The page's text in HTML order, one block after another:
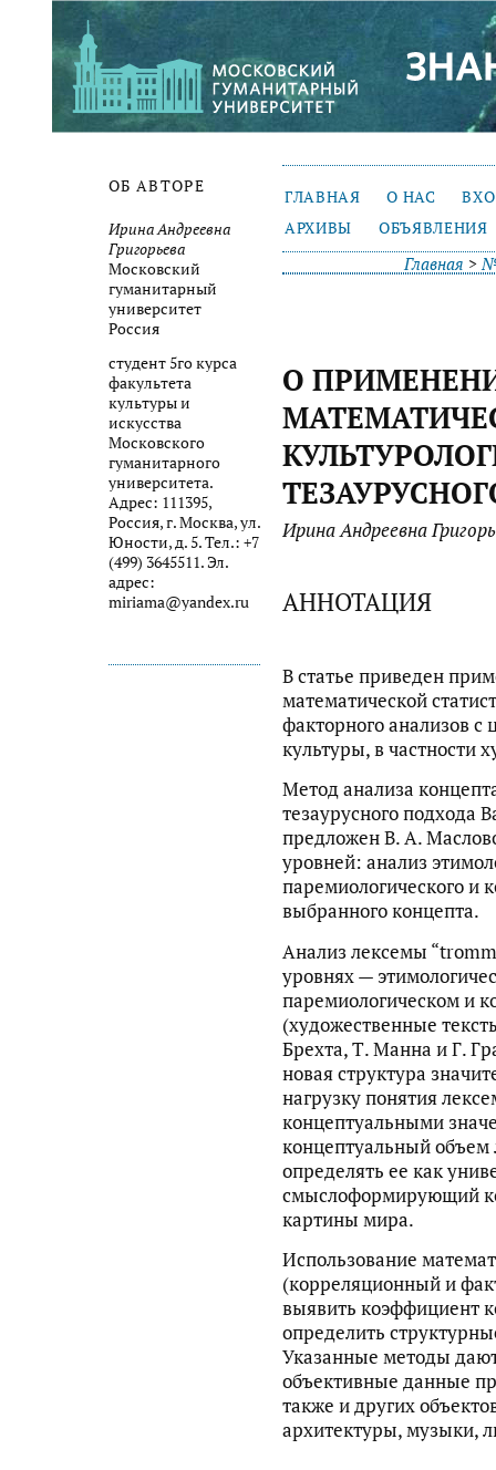
ОБ АВТОРЕ
Ирина Андреевна
Григорьева
Московский
гуманитарный
университет
Россия
студент 5го курса
факультета
культуры и
искусства
Московского
гуманитарного
университета.
Адрес: 111395,
Россия, г. Москва, ул.
Юности, д. 5. Тел.: +7
(499) 3645511. Эл.
адрес:
miriama@yandex.ru
ГЛАВНАЯ О НАС
АРХИВЫ
ОБЪЯВЛЕНИЯ
Главная >№
О
Ирина Андреевна
АННОТАЦИЯ
В статье приведен
математической
факторного анализов с
культуры, в частности
Метод анализа
тезаурусного подхода
предложен В. А.
уровней: анализ
паремиологического и
выбранного концепта.
Анализ лексемы
уровнях —
паремиологическом и
(художественные
Брехта, Т. Манна и Г.
новая структура
нагрузку понятия
концептуальными
концептуальный объем
определять ее как
смыслоформирующий
картины мира.
Использование
(корреляционный и
выявить коэффициент
определить
Указанные методы
объективные данные
также и других
архитектуры, музыки,